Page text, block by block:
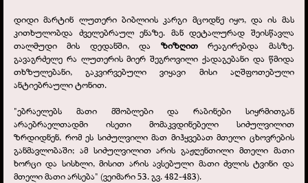
დიდი მარტინ ლუთერი ბიბლიის კარგი მცოდნე იყო, და ის მას
კითხულობდა ძველებრაულ ენაზე. მან დეტალურად შეისწავლა
თალმუდი მის დედანში, და
ზიზღით
რეაგირებდა მასზე.
გავაგრძელე რა ლუთერის მიერ შეგროვილი ქადაგებანი და წმიდა
თხზულებანი, გაკვირვებული ვიყავი მისი აღშფოთებული
ანტიებრაული ტონით.
"ებრაელებს მათი მშობლები და რაბინები სიყრმითგან
არაებრაელთადმი ისეთი მომაკვდინებელი სიძულვილით
ზრდიდნენ, რომ ეს სიძულვილი მათ მიჰყვებათ მთელი ცხოვრების
განმავლობაში; ამ სიძულვილით არის გაჟღენთილი მთელი მათი
ხორცი და სისხლი, მისით არის ავსებული მათი ძვლის ტვინი და
მთელი მათი არსება" (ვეიმარი 53. გვ. 482-483).